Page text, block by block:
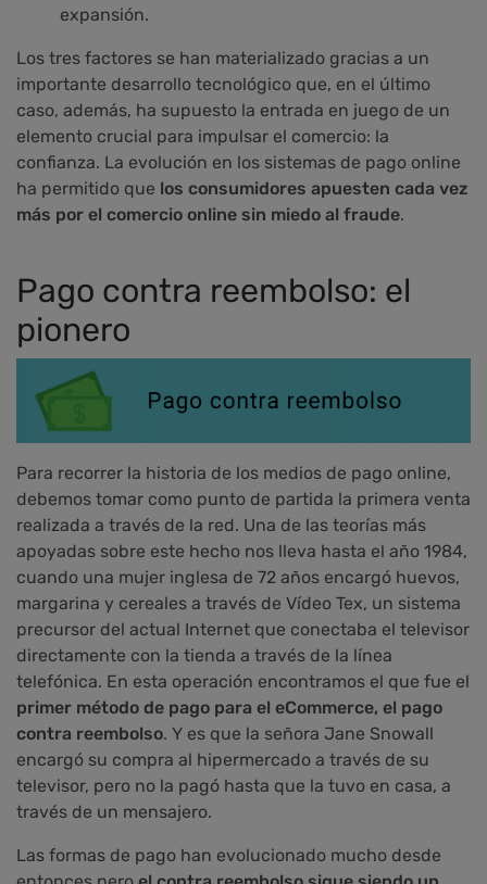
expansión.
Los tres factores se han materializado gracias a un
importante desarrollo tecnológico que, en el último
caso, además, ha supuesto la entrada en juego de un
elemento crucial para impulsar el comercio: la
confianza. La evolución en los sistemas de pago online
ha permitido que los consumidores apuesten cada vez
más por el comercio online sin miedo al fraude.
Pago contra reembolso: el
pionero
Para recorrer la historia de los medios de pago online,
debemos tomar como punto de partida la primera venta
realizada a través de la red. Una de las teorías más
apoyadas sobre este hecho nos lleva hasta el año 1984,
cuando una mujer inglesa de 72 años encargó huevos,
margarina y cereales a través de Vídeo Tex, un sistema
precursor del actual Internet que conectaba el televisor
directamente con la tienda a través de la línea
telefónica. En esta operación encontramos el que fue el
primer método de pago para el eCommerce, el pago
contra reembolso. Y es que la señora Jane Snowall
encargó su compra al hipermercado a través de su
televisor, pero no la pagó hasta que la tuvo en casa, a
través de un mensajero.
Las formas de pago han evolucionado mucho desde